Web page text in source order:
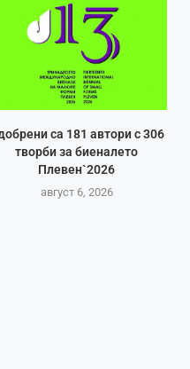
са 181 автори с 306
творби за биеналето
Плевен`2026
август 6, 2026